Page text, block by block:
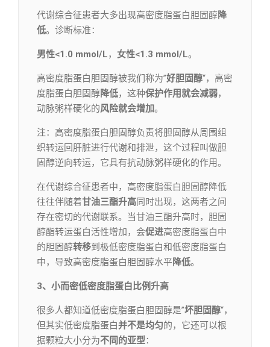
代谢综合征患者大多出现高密度脂蛋白胆固醇降
低。诊断标准：
男性<1.0 mmol/L， 女性<1.3 mmol/L。
高密度脂蛋白胆固醇被我们称为”好胆固醇“，高密
度脂蛋白胆固醇降低，这种保护作用就会减弱，
动脉粥样硬化的风险就会增加。
注：高密度脂蛋白胆固醇负责将胆固醇从周围组
织转运回肝脏进行代谢和排泄，这个过程叫做胆
固醇逆向转运，它具有抗动脉粥样硬化的作用。
在代谢综合征患者中，高密度脂蛋白胆固醇降低
往往伴随着甘油三酯升高同时出现，这两者之间
存在密切的代谢联系。当甘油三酯升高时，胆固
醇酯转运蛋白活性增加，会促进高密度脂蛋白中
的胆固醇转移到极低密度脂蛋白和低密度脂蛋白
中，导致高密度脂蛋白胆固醇水平降低。
3、小而密低密度脂蛋白比例升高
很多人都知道低密度脂蛋白胆固醇是”坏胆固醇“，
但其实低密度脂蛋白并不是均匀的，它还可以根
据颗粒大小分为不同的亚型：